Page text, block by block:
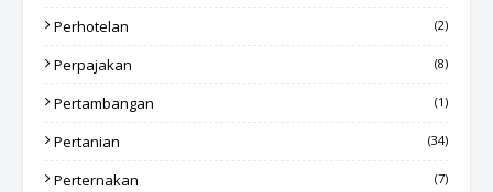
Perhotelan (2)
Perpajakan (8)
Pertambangan (1)
Pertanian (34)
Perternakan (7)